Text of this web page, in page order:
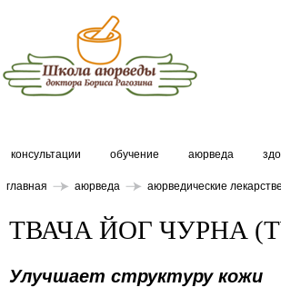
консультации обучение аюрведа
главная аюрведа аюрведические
ТВАЧА ЙОГ ЧУРНА
Улучшает структуру кожи